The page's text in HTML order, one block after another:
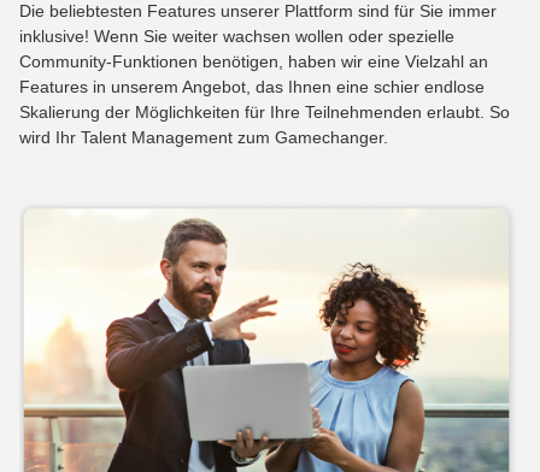
Die beliebtesten Features unserer Plattform sind für Sie immer
inklusive! Wenn Sie weiter wachsen wollen oder spezielle
Community-Funktionen benötigen, haben wir eine Vielzahl an
Features in unserem Angebot, das Ihnen eine schier endlose
Skalierung der Möglichkeiten für Ihre Teilnehmenden erlaubt. So
wird Ihr Talent Management zum Gamechanger.